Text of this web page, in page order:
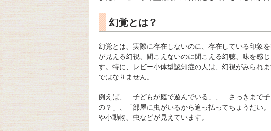
幻覚とは？
幻覚とは、実際に存在しないのに、存在している印象
が見える幻視、聞こえないのに聞こえる幻聴、味を感
す。特に、レビー小体型認知症の人は、幻視がみられ
ではなりません。
例えば、「子どもが庭で遊んでいる」、「さっきまで
の？」、「部屋に虫がいるから追っ払ってちょうだい
や小動物、虫などが見えています。